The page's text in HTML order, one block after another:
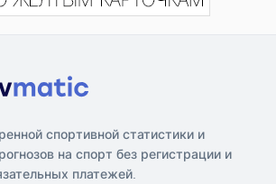
спортивной статистики и
на спорт без регистрации и
платежей.